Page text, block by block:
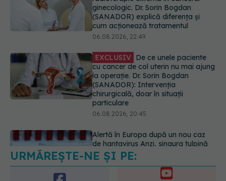
EXCLUSIV De ce unele paciente
cu cancer de col uterin nu mai ajung
la operație. Dr. Sorin Bogdan
(SANADOR): Intervenția
chirurgicală, doar în situații
particulare
06.08.2026, 20:45
Alertă în Europa după un nou caz
de hantavirus Anzi, singura tulpină
care se transmite de la om la om
06.08.2026, 20:06
Ce se întâmplă cu colesterolul când
consumăm lactate integrale?
07.08.2026, 09:12
URMĂREȘTE-NE ȘI PE:
URMĂRITORI 6560
ABONAȚI